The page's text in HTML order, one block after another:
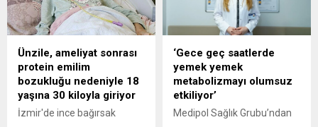
ulaştırıldığını açıkladı.
Ünzile, ameliyat sonrası
protein emilim
bozukluğu nedeniyle 18
yaşına 30 kiloyla giriyor
İzmir'de ince bağırsak
‘Gece geç saatlerde
yemek yemek
metabolizmayı olumsuz
etkiliyor’
Medipol Sağlık Grubu’ndan